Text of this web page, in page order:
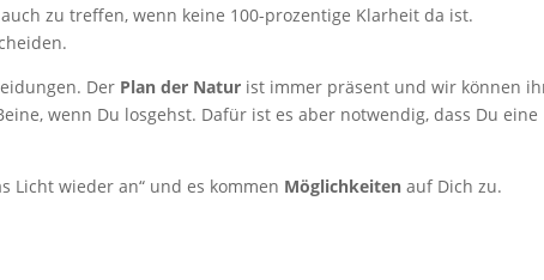
zu treffen, wenn keine 100-prozentige Klarheit da ist.
Der Plan der Natur ist immer präsent und wir können
wenn Du losgehst. Dafür ist es aber notwendig, dass Du eine
Licht wieder an“ und es kommen Möglichkeiten auf Dich zu.